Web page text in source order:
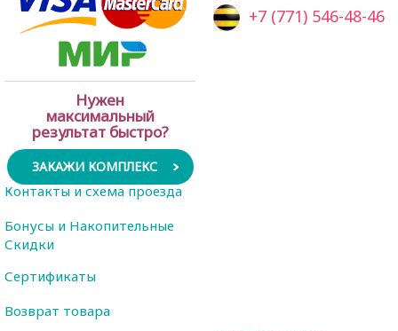
Нужен
максимальный
результат быстро?
ЗАКАЖИ КОМПЛЕКС
+7 (771) 546-48-46
Контакты и схема проезда
Бонусы и Накопительные
Скидки
Сертификаты
Возврат товара